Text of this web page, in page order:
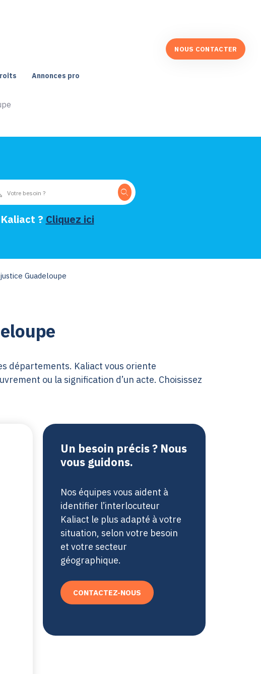
Annonces pro
NOUS CONTACTER
? Cliquez ici
Guadeloupe
départements. Kaliact vous oriente
ou la signification d’un acte. Choisissez
Un besoin précis ? Nous
vous guidons.
Nos équipes vous aident à
identifier l’interlocuteur
Kaliact le plus adapté à votre
situation, selon votre besoin
et votre secteur
géographique.
CONTACTEZ-NOUS